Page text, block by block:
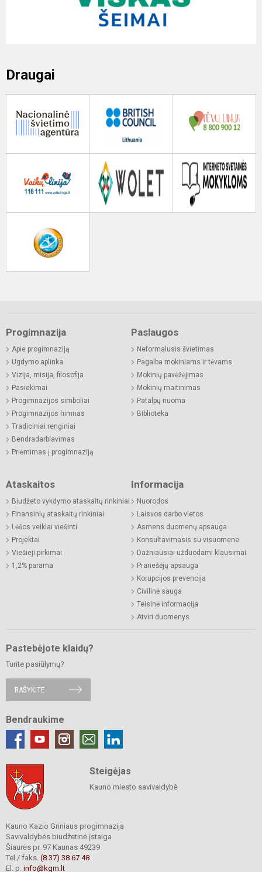
Draugai
Progimnazija
Apie progimnaziją
Ugdymo aplinka
Vizija, misija, filosofija
Pasiekimai
Progimnazijos simboliai
Progimnazijos himnas
Tradiciniai renginiai
Bendradarbiavimas
Priėmimas į progimnaziją
Paslaugos
Neformalusis švietimas
Pagalba mokiniams ir tėvams
Mokinių pavėžėjimas
Mokinių maitinimas
Patalpų nuoma
Biblioteka
Ataskaitos
Biudžeto vykdymo ataskaitų rinkiniai
Finansinių ataskaitų rinkiniai
Lėšos veiklai viešinti
Projektai
Viešieji pirkimai
1,2% parama
Informacija
Nuorodos
Laisvos darbo vietos
Asmens duomenų apsauga
Konsultavimasis su visuomene
Dažniausiai užduodami klausimai
Pranešėjų apsauga
Korupcijos prevencija
Civilinė sauga
Teisinė informacija
Atviri duomenys
Pastebėjote klaidų?
Turite pasiūlymų?
RAŠYKITE
Bendraukime
Steigėjas
Kauno miesto savivaldybė
Kauno Kazio Griniaus progimnazija
Savivaldybės biudžetinė įstaiga
Šiaurės pr. 97 Kaunas 49239
Tel./ faks. (8 37) 38 67 48
El. p. info@kgm.lt